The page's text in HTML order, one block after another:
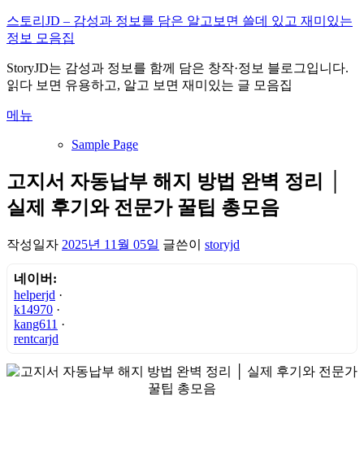
내
용
로
바
가
스토리JD – 감성과 정보를 담은 알고보면 쓸데 있고 재미있는
정보 모음집
StoryJD는 감성과 정보를 함께 담은 창작·정보 블로그입니다.
읽다 보면 유용하고, 알고 보면 재미있는 글 모음집
메뉴
Sample Page
고지서 자동납부 해지 방법 완벽 정리 │
실제 후기와 전문가 꿀팁 총모음
작성일자 2025년 11월 05일 글쓴이 storyjd
네이버:
helperjd ·
k14970 ·
kang611 ·
rentcarjd